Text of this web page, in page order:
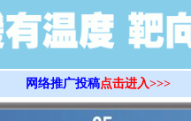
网络推广投稿点击进入>>>